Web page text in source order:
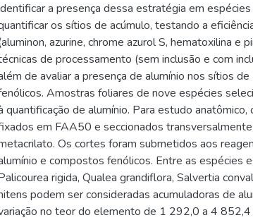
a presença dessa estratégia em
os sítios de acúmulo, testando a
azurine, chrome azurol S, hematoxilina e
de processamento (sem inclusão e com
de avaliar a presença de alumínio nos sítios
Amostras foliares de nove espécies
quantificação de alumínio. Para estudo
em FAA50 e seccionados
Os cortes foram submetidos aos
e compostos fenólicos. Entre as espécies
rigida, Qualea grandiflora, Salvertia
podem ser consideradas acumuladoras de
no teor do elemento de 1 292,0 a 4